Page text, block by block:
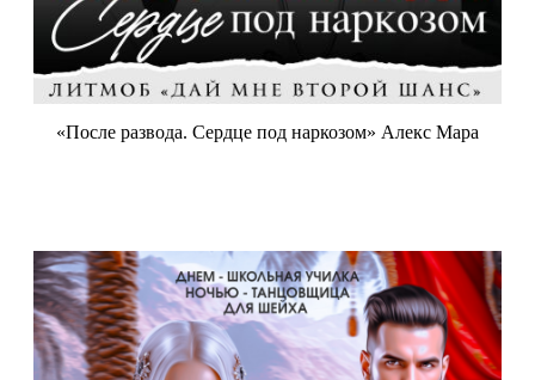
«После развода. Сердце под наркозом» Алекс Мара